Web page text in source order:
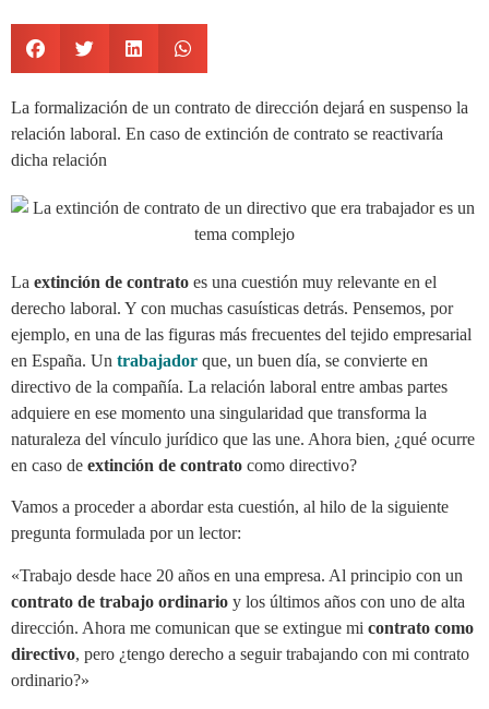
La formalización de un contrato de dirección dejará en suspenso la
relación laboral. En caso de extinción de contrato se reactivaría
dicha relación
La extinción de contrato es una cuestión muy relevante en el
derecho laboral. Y con muchas casuísticas detrás. Pensemos, por
ejemplo, en una de las figuras más frecuentes del tejido empresarial
en España. Un trabajador que, un buen día, se convierte en
directivo de la compañía. La relación laboral entre ambas partes
adquiere en ese momento una singularidad que transforma la
naturaleza del vínculo jurídico que las une. Ahora bien, ¿qué ocurre
en caso de extinción de contrato como directivo?
Vamos a proceder a abordar esta cuestión, al hilo de la siguiente
pregunta formulada por un lector:
«Trabajo desde hace 20 años en una empresa. Al principio con un
contrato de trabajo ordinario y los últimos años con uno de alta
dirección. Ahora me comunican que se extingue mi contrato como
directivo, pero ¿tengo derecho a seguir trabajando con mi contrato
ordinario?»